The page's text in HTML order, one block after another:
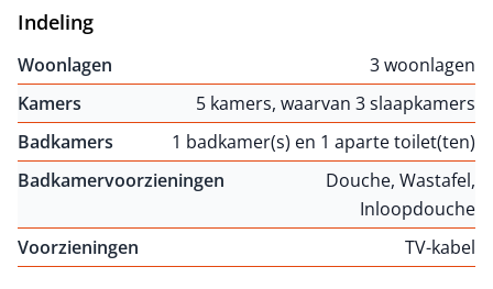
Indeling
Woonlagen
3 woonlagen
Kamers
5 kamers, waarvan 3 slaapkamers
Badkamers
1 badkamer(s) en 1 aparte toilet(ten)
Badkamervoorzieningen
Douche, Wastafel,
Inloopdouche
Voorzieningen
TV-kabel